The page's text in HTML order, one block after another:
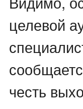
целевой
честь